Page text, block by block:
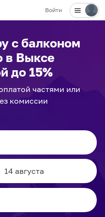
Войти
с балконом
в Выксе
до 15%
частями или
комиссии